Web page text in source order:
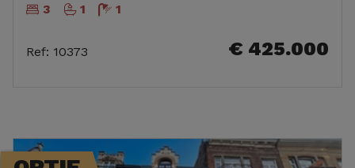
3 1 1
Ref: 10373 € 425.000